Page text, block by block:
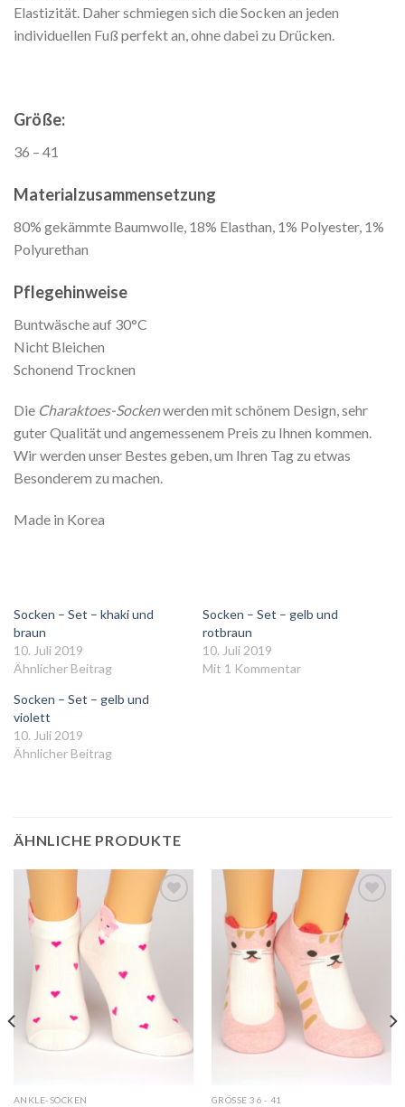
Elastizität. Daher schmiegen sich die Socken an jeden
individuellen Fuß perfekt an, ohne dabei zu Drücken.
Größe:
36 – 41
Materialzusammensetzung
80% gekämmte Baumwolle, 18% Elasthan, 1% Polyester, 1%
Polyurethan
Pflegehinweise
Buntwäsche auf 30°C
Nicht Bleichen
Schonend Trocknen
Die Charaktoes-Sockenwerden mit schönem Design, sehr
guter Qualität und angemessenem Preis zu Ihnen kommen.
Wir werden unser Bestes geben, um Ihren Tag zu etwas
Besonderem zu machen.
Made in Korea
Socken – Set – khaki und
braun
10. Juli 2019
Ähnlicher Beitrag
Socken – Set – gelb und
rotbraun
10. Juli 2019
Mit 1 Kommentar
Socken – Set – gelb und
violett
10. Juli 2019
Ähnlicher Beitrag
ÄHNLICHE PRODUKTE
die
ANKLE-SOCKEN
Wunschliste
GRÖSSE 36 - 41